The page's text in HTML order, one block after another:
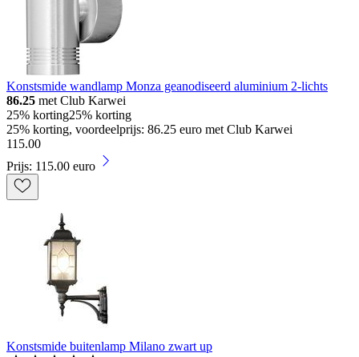
Konstsmide wandlamp Monza geanodiseerd aluminium 2-lichts
86.25 met Club Karwei
25% korting25% korting
25% korting, voordeelprijs: 86.25 euro met Club Karwei
115.00
Prijs: 115.00 euro
Konstsmide buitenlamp Milano zwart up